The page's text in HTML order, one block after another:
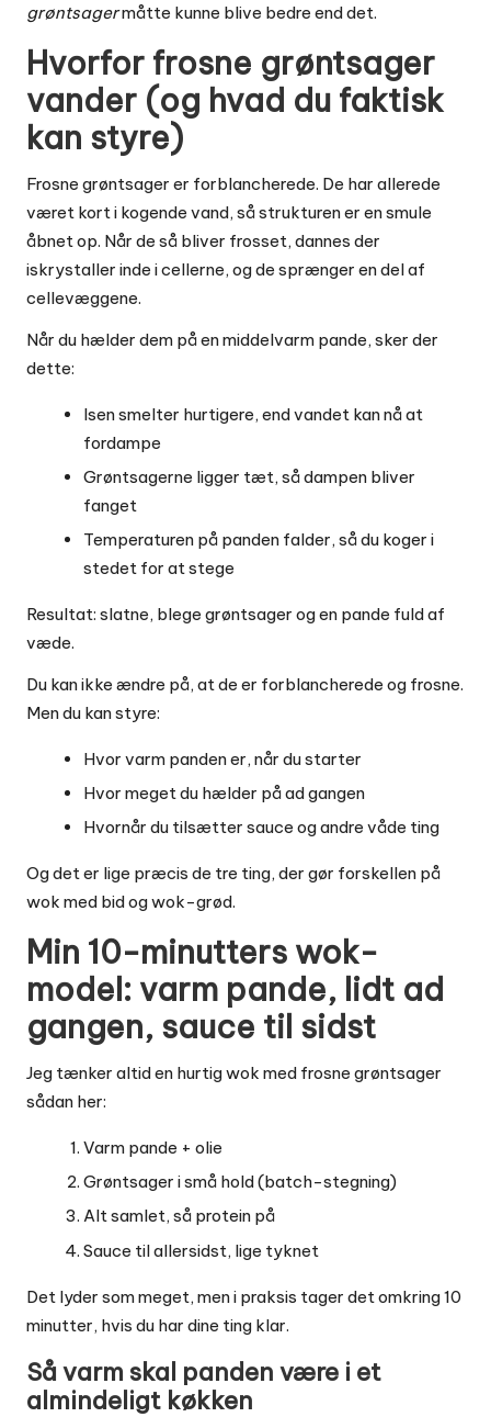
grøntsagermåtte kunne blive bedre end det.
Hvorfor frosne grøntsager
vander (og hvad du faktisk
kan styre)
Frosne grøntsager er forblancherede. De har allerede
været kort i kogende vand, så strukturen er en smule
åbnet op. Når de så bliver frosset, dannes der
iskrystaller inde i cellerne, og de sprænger en del af
cellevæggene.
Når du hælder dem på en middelvarm pande, sker der
dette:
Isen smelter hurtigere, end vandet kan nå at
fordampe
Grøntsagerne ligger tæt, så dampen bliver
fanget
Temperaturen på panden falder, så du koger i
stedet for at stege
Resultat: slatne, blege grøntsager og en pande fuld af
væde.
Du kan ikke ændre på, at de er forblancherede og frosne.
Men du kan styre:
Hvor varm panden er, når du starter
Hvor meget du hælder på ad gangen
Hvornår du tilsætter sauce og andre våde ting
Og det er lige præcis de tre ting, der gør forskellen på
wok med bid og wok-grød.
Min 10-minutters wok-
model: varm pande, lidt ad
gangen, sauce til sidst
Jeg tænker altid en hurtig wok med frosne grøntsager
sådan her:
Varm pande + olie
Grøntsager i små hold (batch-stegning)
Alt samlet, så protein på
Sauce til allersidst, lige tyknet
Det lyder som meget, men i praksis tager det omkring 10
minutter, hvis du har dine ting klar.
Så varm skal panden være i et
almindeligt køkken